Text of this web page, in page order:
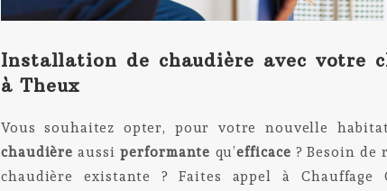
Installation de chaudière avec votre
à Theux
Vous souhaitez opter, pour votre nouvelle
chaudière aussiperformante qu’efficace ? Besoin de
chaudière existante ? Faites appel à Chauffage